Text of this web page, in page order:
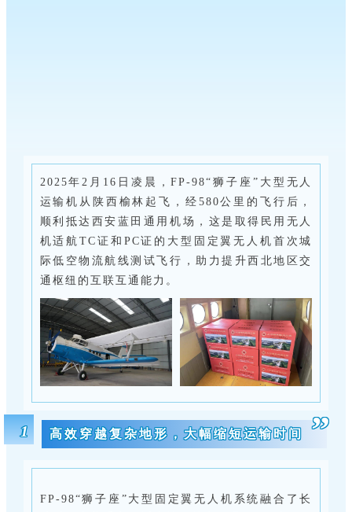
2025年2月16日凌晨，FP-98“狮子座”大型无人
运输机从陕西榆林起飞，经580公里的飞行后，
顺利抵达西安蓝田通用机场，这是取得民用无人
机适航TC证和PC证的大型固定翼无人机首次城
际低空物流航线测试飞行，助力提升西北地区交
通枢纽的互联互通能力。
1 高效穿越复杂地形，大幅缩短运输时间 ”
FP-98“狮子座”大型固定翼无人机系统融合了长